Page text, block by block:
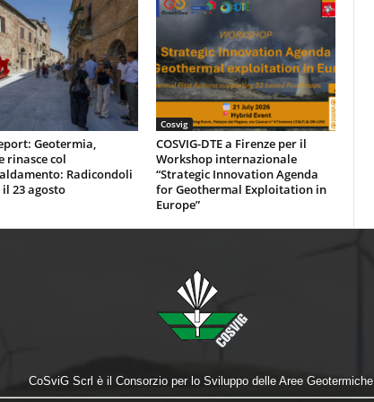
Geotermia,
rinasce col
Radicondoli
23 agosto
Cosvig
COSVIG-DTE a Firenze per il
Workshop internazionale
“Strategic Innovation Agenda
for Geothermal Exploitation in
Europe”
CoSviG Scrl è il Consorzio per lo Sviluppo delle Aree Geotermiche